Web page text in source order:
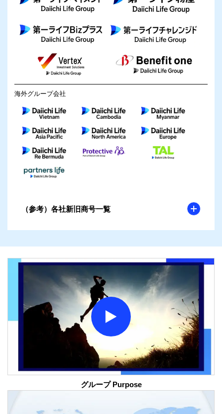
海外グループ会社
（参考）各社新旧商号一覧
グループ Purpose